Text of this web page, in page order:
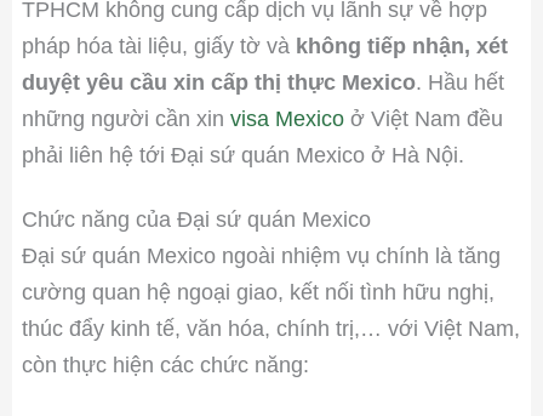
TPHCM không cung cấp dịch vụ lãnh sự về hợp
pháp hóa tài liệu, giấy tờ và không tiếp nhận, xét
duyệt yêu cầu xin cấp thị thực Mexico. Hầu hết
những người cần xin visa Mexicoở Việt Nam đều
phải liên hệ tới Đại sứ quán Mexico ở Hà Nội.
Chức năng của Đại sứ quán Mexico
Đại sứ quán Mexico ngoài nhiệm vụ chính là tăng
cường quan hệ ngoại giao, kết nối tình hữu nghị,
thúc đẩy kinh tế, văn hóa, chính trị,… với Việt Nam,
còn thực hiện các chức năng: